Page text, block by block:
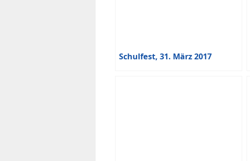
Schulfest, 31. März 2017